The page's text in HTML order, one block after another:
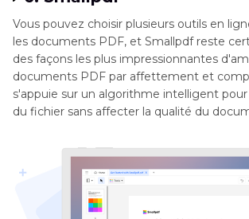
Vous pouvez choisir plusieurs outils en
les documents PDF, et Smallpdf reste
des façons les plus impressionnantes
documents PDF par affettement et
s'appuie sur un algorithme intelligent pour
du fichier sans affecter la qualité du